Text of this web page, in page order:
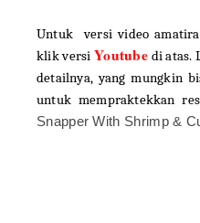
Untuk versi video
klik versi Youtube di atas.
detailnya, yang mungkin
untuk mempraktekkan
Snapper With Shrimp &